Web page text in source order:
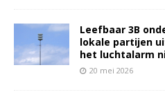
Leefbaar 3B
lokale partijen
het luchtalarm
20 mei 2026